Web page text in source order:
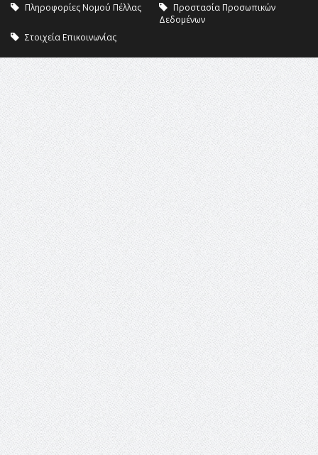
Πληροφορίες Νομού Πέλλας
Προστασία Προσωπικών
Δεδομένων
Στοιχεία Επικοινωνίας